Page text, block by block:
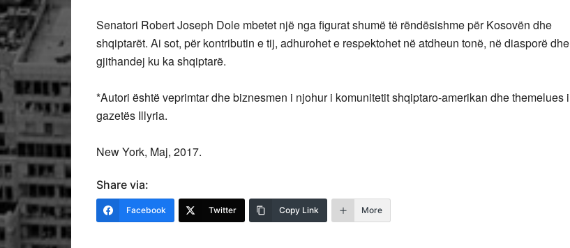
Senatori Robert Joseph Dole mbetet një nga figurat shumë të rëndësishme për Kosovën dhe
shqiptarët. Ai sot, për kontributin e tij, adhurohet e respektohet në atdheun tonë, në diasporë dhe
gjithandej ku ka shqiptarë.
*Autori është veprimtar dhe biznesmen i njohur i komunitetit shqiptaro-amerikan dhe themelues i
gazetës Illyria.
New York, Maj, 2017.
Share via:
Facebook Twitter Copy Link More